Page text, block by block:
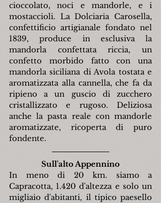
cioccolato, noci e mandorle, e i
mostaccioli. La Dolciaria Carosella,
confettificio artigianale fondato nel
1839, produce in esclusiva la
mandorla confettata riccia, un
confetto morbido fatto con una
mandorla siciliana di Avola tostata e
aromatizzata alla cannella, che fa da
ripieno a un guscio di zucchero
cristallizzato e rugoso. Deliziosa
anche la pasta reale con mandorle
aromatizzate, ricoperta di puro
fondente.
Sull'alto Appennino
In meno di 20 km. siamo a
Capracotta, 1.420 d'altezza e solo un
migliaio d'abitanti, il tipico paesello